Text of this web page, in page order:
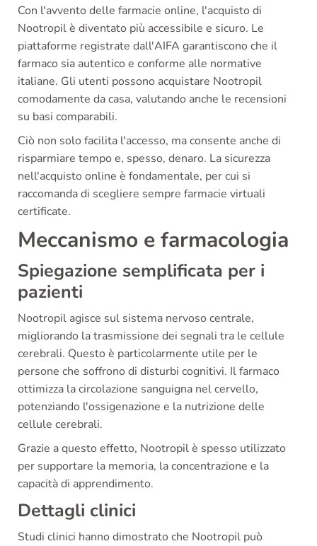
Con l'avvento delle farmacie online, l'acquisto di
Nootropil è diventato più accessibile e sicuro. Le
piattaforme registrate dall'AIFA garantiscono che il
farmaco sia autentico e conforme alle normative
italiane. Gli utenti possono acquistare Nootropil
comodamente da casa, valutando anche le recensioni
su basi comparabili.
Ciò non solo facilita l'accesso, ma consente anche di
risparmiare tempo e, spesso, denaro. La sicurezza
nell'acquisto online è fondamentale, per cui si
raccomanda di scegliere sempre farmacie virtuali
certificate.
Meccanismo e farmacologia
Spiegazione semplificata per i
pazienti
Nootropil agisce sul sistema nervoso centrale,
migliorando la trasmissione dei segnali tra le cellule
cerebrali. Questo è particolarmente utile per le
persone che soffrono di disturbi cognitivi. Il farmaco
ottimizza la circolazione sanguigna nel cervello,
potenziando l'ossigenazione e la nutrizione delle
cellule cerebrali.
Grazie a questo effetto, Nootropil è spesso utilizzato
per supportare la memoria, la concentrazione e la
capacità di apprendimento.
Dettagli clinici
Studi clinici hanno dimostrato che Nootropil può